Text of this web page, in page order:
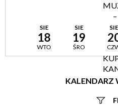
–
SIE
18
WTO
SIE
19
ŚRO
SIE
KALENDARZ